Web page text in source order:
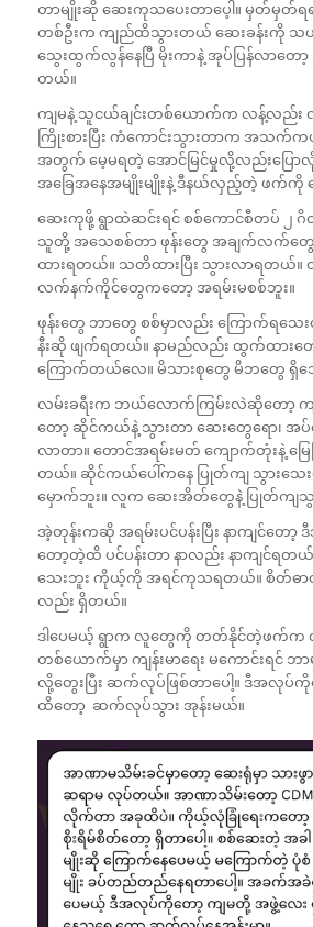
တာမျိုးဆို ဆေးကုသပေးတာပေ့ါ။ မှတ်မှ
တစ်ဦးက ကျည်ထိသွားတယ် ဆေးခန်းကို သယ်
သွေးထွက်လွန်နေပြီ မိုးကာနဲ့ အုပ်ပြန်လာတေ
တယ်။
ကျမနဲ့ သူငယ်ချင်းတစ်ယောက်က လန့်လည်
ကြိုးစားပြီး ကံကောင်းသွားတာက အသက်
အတွက် မေ့မရတဲ့ အောင်မြင်မှုလို့လည်းပြော
အခြေအနေအမျိုးမျိုးနဲ့ ဒီနယ်လှည့်တဲ့ ဖက်ကို ပ
ဆေးကုဖို့ ရွာထဲဆင်းရင် စစ်ကောင်စီတပ် ၂
သူတို့ အသေစစ်တာ ဖုန်းတွေ အချက်လက်
ထားရတယ်။ သတိထားပြီး သွားလာရတယ်။ တို
လက်နက်ကိုင်တွေကတော့ အရမ်းမစစ်ဘူး။
ဖုန်းတွေ ဘာတွေ စစ်မှာလည်း ကြောက်ရသေး
နီးဆို ဖျက်ရတယ်။ နာမည်လည်း ထွက်ထားတေ
ကြောက်တယ်လေ။ မိသားစုတွေ မိဘတွေ ရှိ
လမ်းခရီးက ဘယ်လောက်ကြမ်းလဲဆိုတော့ က
တော့ ဆိုင်ကယ်နဲ့ သွားတာ ဆေးတွေရော၊
လာတာ။ တောင်အရမ်းမတ် ကျောက်တုံးနဲ့ မြေ
တယ်။ ဆိုင်ကယ်ပေါ်ကနေ ပြုတ်ကျ သွားသ
မှောက်ဘူး။ လူက ဆေးအိတ်တွေနဲ့ ပြုတ်ကျသွ
အဲ့တုန်းကဆို အရမ်းပင်ပန်းပြီး နာကျင်တေ
တော့တဲ့ထိ ပင်ပန်းတာ နာလည်း နာကျင်ရတယ်
သေးဘူး ကိုယ့်ကို အရင်ကုသရတယ်။ စိတ်ဓာ
လည်း ရှိတယ်။
ဒါပေမယ့် ရွာက လူတွေကို တတ်နိုင်တဲ့ဖက်က
တစ်ယောက်မှာ ကျန်းမာရေး မကောင်းရင်
လို့တွေးပြီး ဆက်လုပ်ဖြစ်တာပေါ့။ ဒီအလု
ထိတော့ ဆက်လုပ်သွား အုန်းမယ်။